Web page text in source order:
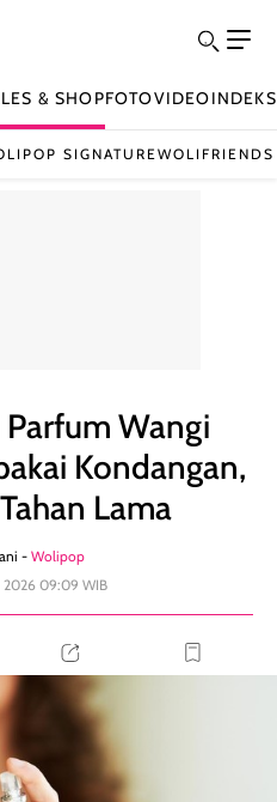
& SHOPFOTOVIDEOINDEKS
SIGNATUREWOLIFRIENDS
Wangi
Kondangan,
Lama
- Wolipop
2026 09:09 WIB